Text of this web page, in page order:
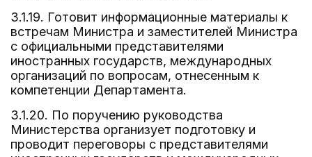
3.1.19. Готовит информационные материалы к
встречам Министра и заместителей Министра
с официальными представителями
иностранных государств, международных
организаций по вопросам, отнесенным к
компетенции Департамента.
3.1.20. По поручению руководства
Министерства организует подготовку и
проводит переговоры с представителями